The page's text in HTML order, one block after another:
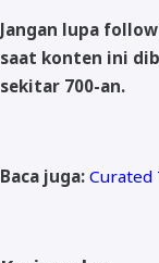
Jangan lupa
saat konten ini
sekitar 700-an.
Baca juga: Curated